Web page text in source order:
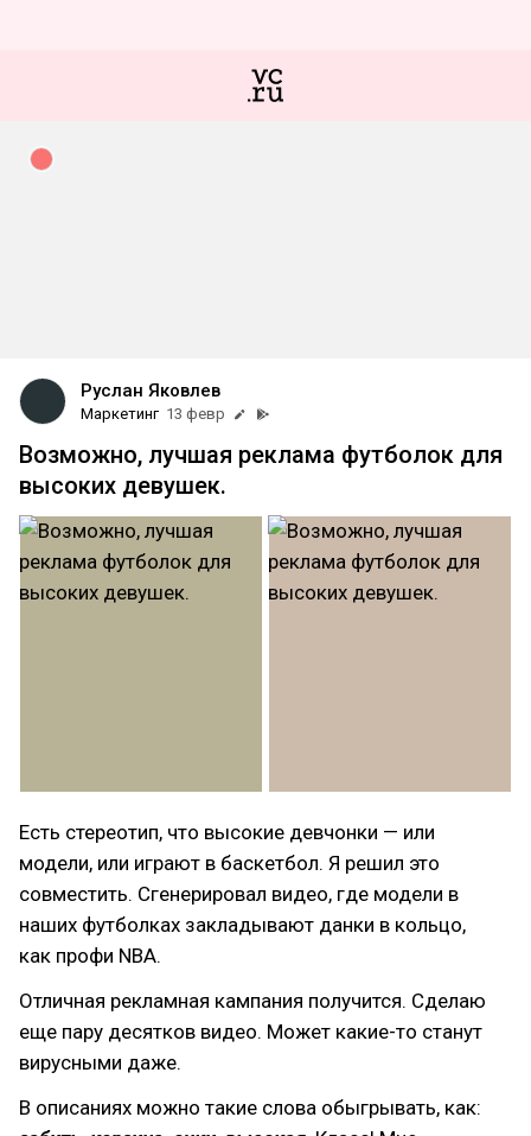
Руслан Яковлев
Маркетинг 13 февр
Возможно, лучшая реклама футболок для
высоких девушек.
Есть стереотип, что высокие девчонки — или
модели, или играют в баскетбол. Я решил это
совместить. Сгенерировал видео, где модели в
наших футболках закладывают данки в кольцо,
как профи NBA.
Отличная рекламная кампания получится. Сделаю
еще пару десятков видео. Может какие-то станут
вирусными даже.
В описаниях можно такие слова обыгрывать, как: